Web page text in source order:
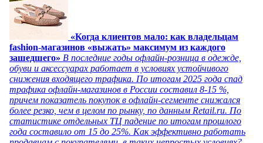
«Когда клиентов мало: как владельцам
fashion-магазинов «выжать» максимум из каждого
зашедшего» В последние годы офлайн-розница в одежде,
обуви и аксессуарах работает в условиях устойчивого
снижения входящего трафика. По итогам 2025 года спад
трафика офлайн-магазинов в России составил 8-15 %,
причем показатель покупок в офлайн-сегменте снижался
более резко, чем в целом по рынку, по данным Retail.ru. По
статистике отдельных ТЦ падение по итогам прошлого
года составило от 15 до 25%. Как эффективно работать